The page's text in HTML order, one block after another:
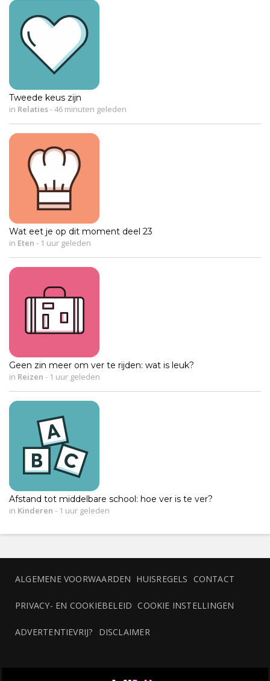
Tweede keus zijn
in Relaties-46 minuten geleden
Wat eet je op dit moment deel 23
in Eten - 1 uur geleden
Geen zin meer om ver te rijden: wat is leuk?
in Reizen - 1 uur geleden
Afstand tot middelbare school: hoe ver is te ver?
in Kinderen - 1 uur geleden
ALGEMENE VOORWAARDEN HUISREGELS CONTACT
PRIVACY- EN COOKIEBELEID COOKIE INSTELLINGEN
ADVERTENTIEVRIJ? DISCLAIMER